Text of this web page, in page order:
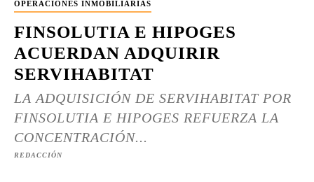
OPERACIONES INMOBILIARIAS
FINSOLUTIA E HIPOGES
ACUERDAN ADQUIRIR
SERVIHABITAT
LA ADQUISICIÓN DE SERVIHABITAT POR
FINSOLUTIA E HIPOGES REFUERZA LA
CONCENTRACIÓN...
REDACCIÓN